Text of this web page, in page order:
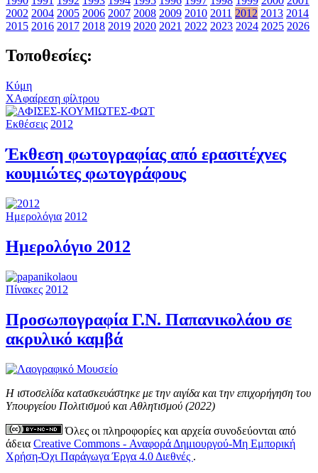
2002 2004 2005 2006 2007 2008 2009 2010 2011 2012 2013 2014
2015 2016 2017 2018 2019 2020 2021 2022 2023 2024 2025 2026
Τοποθεσίες:
Κύμη
XΑφαίρεση φίλτρου
Εκθέσεις 2012
Έκθεση φωτογραφίας από ερασιτέχνες
κουμιώτες φωτογράφους
Ημερολόγια 2012
Ημερολόγιο 2012
Πίνακες 2012
Προσωπογραφία Γ.Ν. Παπανικολάου σε
ακρυλικό καμβά
Η ιστοσελίδα κατασκευάστηκε με την αιγίδα και την επιχορήγηση του
Υπουργείου Πολιτισμού και Αθλητισμού (2022)
Όλες οι πληροφορίες και αρχεία συνοδεύονται από
άδεια Creative Commons - Αναφορά Δημιουργού-Μη Εμπορική
Χρήση-Όχι Παράγωγα Έργα 4.0 Διεθνές .